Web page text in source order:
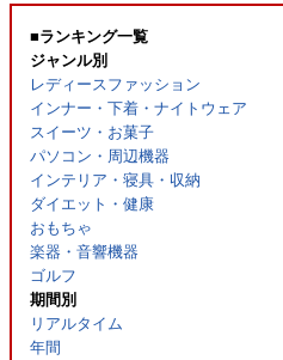
■ランキング一覧
ジャンル別
レディースファッション
インナー・下着・ナイトウェア
スイーツ・お菓子
パソコン・周辺機器
インテリア・寝具・収納
ダイエット・健康
おもちゃ
楽器・音響機器
ゴルフ
期間別
リアルタイム
年間